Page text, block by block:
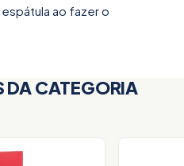
ao fazer o
DA CATEGORIA